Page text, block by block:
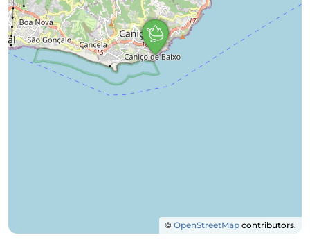
© OpenStreetMap contributors.